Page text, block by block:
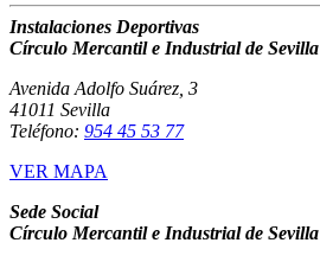
Instalaciones Deportivas
Círculo Mercantil e Industrial de Sevilla
Avenida Adolfo Suárez, 3
41011 Sevilla
Teléfono: 954 45 53 77
VER MAPA
Sede Social
Círculo Mercantil e Industrial de Sevilla